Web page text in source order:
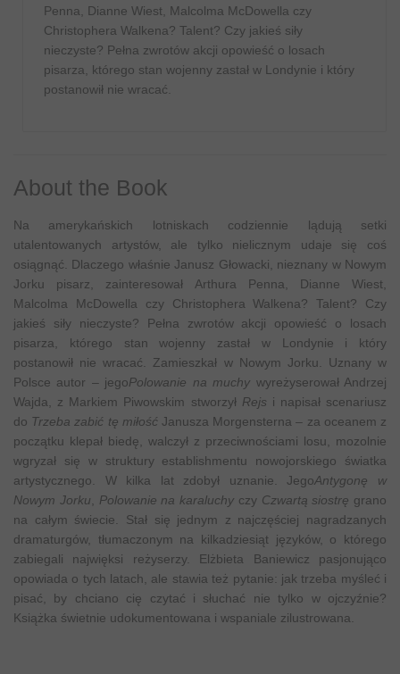
Penna, Dianne Wiest, Malcolma McDowella czy
Christophera Walkena? Talent? Czy jakieś siły
nieczyste? Pełna zwrotów akcji opowieść o losach
pisarza, którego stan wojenny zastał w Londynie i który
postanowił nie wracać.
About the Book
Na amerykańskich lotniskach codziennie lądują setki
utalentowanych artystów, ale tylko nielicznym udaje się coś
osiągnąć. Dlaczego właśnie Janusz Głowacki, nieznany w Nowym
Jorku pisarz, zainteresował Arthura Penna, Dianne Wiest,
Malcolma McDowella czy Christophera Walkena? Talent? Czy
jakieś siły nieczyste? Pełna zwrotów akcji opowieść o losach
pisarza, którego stan wojenny zastał w Londynie i który
postanowił nie wracać. Zamieszkał w Nowym Jorku. Uznany w
Polsce autor – jegoPolowanie na muchy wyreżyserował Andrzej
Wajda, z Markiem Piwowskim stworzył Rejs i napisał scenariusz
do Trzeba zabić tę miłośćJanusza Morgensterna – za oceanem z
początku klepał biedę, walczył z przeciwnościami losu, mozolnie
wgryzał się w struktury establishmentu nowojorskiego światka
artystycznego. W kilka lat zdobył uznanie. JegoAntygonę w
Nowym Jorku, Polowanie na karaluchy czy Czwartą siostrę grano
na całym świecie. Stał się jednym z najczęściej nagradzanych
dramaturgów, tłumaczonym na kilkadziesiąt języków, o którego
zabiegali najwięksi reżyserzy. Elżbieta Baniewicz pasjonująco
opowiada o tych latach, ale stawia też pytanie: jak trzeba myśleć i
pisać, by chciano cię czytać i słuchać nie tylko w ojczyźnie?
Książka świetnie udokumentowana i wspaniale zilustrowana.